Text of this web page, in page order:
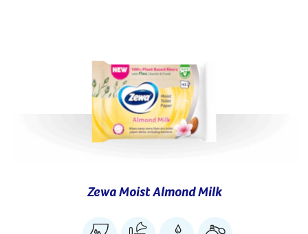
Zewa Moist Almond Milk